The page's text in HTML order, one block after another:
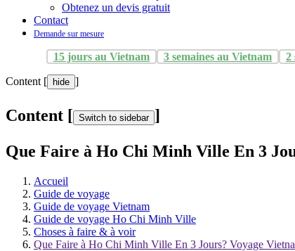
Obtenez un devis gratuit
Contact
Demande sur mesure
15 jours au Vietnam 3 semaines au Vietnam 2
Content [ hide ]
Content [ Switch to sidebar ]
Que Faire à Ho Chi Minh Ville En 3
Accueil
Guide de voyage
Guide de voyage Vietnam
Guide de voyage Ho Chi Minh Ville
Choses à faire & à voir
Que Faire à Ho Chi Minh Ville En 3 Jours? Voyage